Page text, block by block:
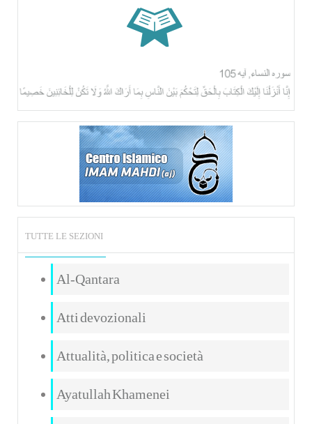
TUTTE LE SEZIONI
Al-Qantara
Atti devozionali
Attualità, politica e società
Ayatullah Khamenei